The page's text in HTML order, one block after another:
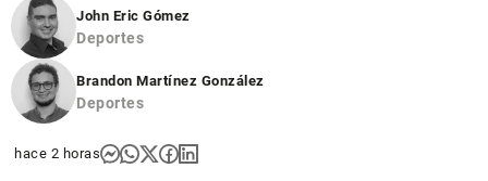
John Eric Gómez
Deportes
Brandon Martínez González
Deportes
hace 2 horas